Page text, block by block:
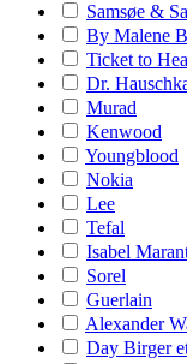
Samsøe &
By Malene
Ticket to
Dr.
Murad
Kenwood
Youngblood
Nokia
Lee
Tefal
Isabel
Sorel
Guerlain
Alexander
Day Birger